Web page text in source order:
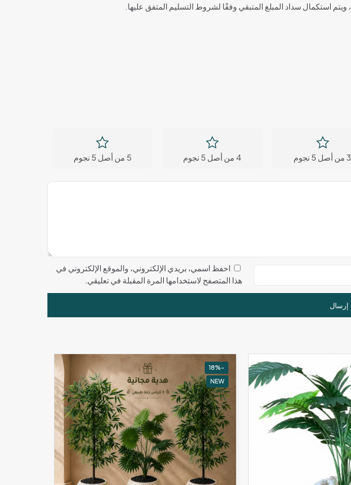
، ويتم استكمال سداد المبلغ المتبقي وفقًا لشروط التسليم المتفق عليها.
3 من أصل 5 نجوم 4 من أصل 5 نجوم 5 من أصل 5 نجوم
احفظ اسمي، بريدي الإلكتروني، والموقع الإلكتروني في
هذا المتصفح لاستخدامها المرة المقبلة في تعليقي.
-18%
NEW